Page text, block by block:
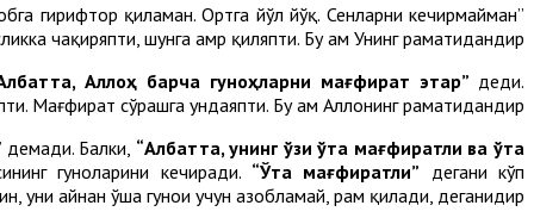
гирифтор қиламан. Ортга йўл йўқ. Сенларни кечирмайман”
чақиряпти, шунга амр қиляпти. Бу ҳам Унинг раҳматидандир.
Аллоҳ барча гуноҳларни мағфират этар” деди.
Мағфират сўрашга ундаяпти. Бу ҳам Аллоҳнинг раҳматидандир.
Балки, “Албатта, унинг ўзи ўта мағфиратли ва ўта
гуноҳларини кечиради. “Ўта мағфиратли” дегани кўп
уни айнан ўша гуноҳи учун азобламай, раҳм қилади, деганидир.